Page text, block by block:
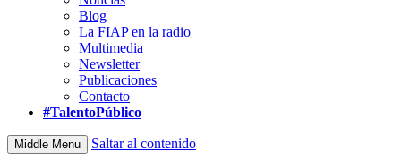
Blog
La FIAP en la radio
Multimedia
Newsletter
Publicaciones
Contacto
#TalentoPúblico
Middle Menu Saltar al contenido